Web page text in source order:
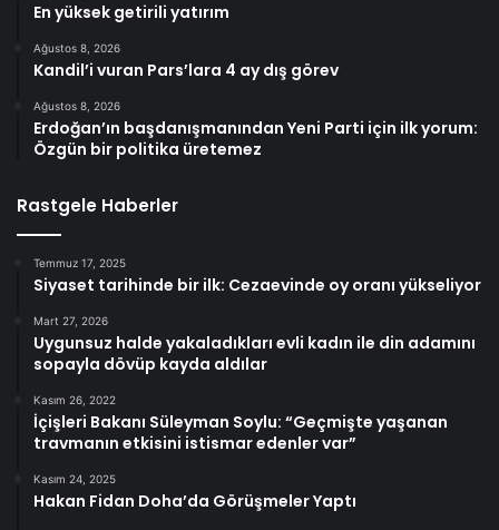
En yüksek getirili yatırım
Ağustos 8, 2026
Kandil’i vuran Pars’lara 4 ay dış görev
Ağustos 8, 2026
Erdoğan’ın başdanışmanından Yeni Parti için ilk yorum:
Özgün bir politika üretemez
Rastgele Haberler
Temmuz 17, 2025
Siyaset tarihinde bir ilk: Cezaevinde oy oranı yükseliyor
Mart 27, 2026
Uygunsuz halde yakaladıkları evli kadın ile din adamını
sopayla dövüp kayda aldılar
Kasım 26, 2022
İçişleri Bakanı Süleyman Soylu: “Geçmişte yaşanan
travmanın etkisini istismar edenler var”
Kasım 24, 2025
Hakan Fidan Doha’da Görüşmeler Yaptı